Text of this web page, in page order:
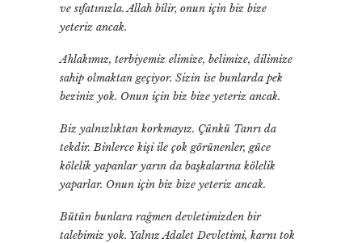
ve sıfatınızla. Allah bilir, onun için biz bize
yeteriz ancak.
Ahlakımız, terbiyemiz elimize, belimize, dilimize
sahip olmaktan geçiyor. Sizin ise bunlarda pek
beziniz yok. Onun için biz bize yeteriz ancak.
Biz yalnızlıktan korkmayız. Çünkü Tanrı da
tekdir. Binlerce kişi ile çok görünenler, güce
kölelik yapanlar yarın da başkalarına kölelik
yaparlar. Onun için biz bize yeteriz ancak.
Bütün bunlara rağmen devletimizden bir
talebimiz yok. Yalnız Adalet Devletimi, karnı tok